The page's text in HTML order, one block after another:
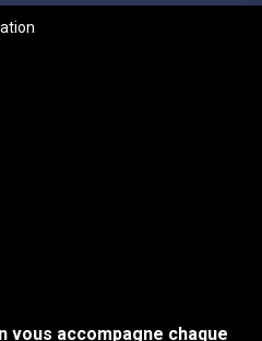
vous accompagne chaque